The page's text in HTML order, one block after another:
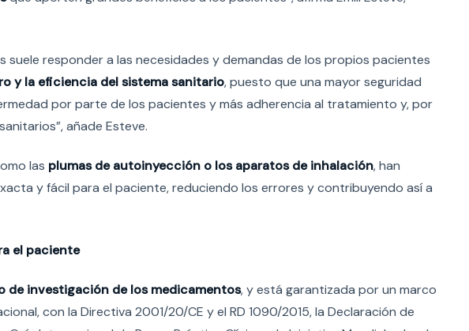
responder a las necesidades y demandas de los propios pacientes
y la eficiencia del sistema sanitario, puesto que una mayor seguridad
por parte de los pacientes y más adherencia al tratamiento y, por
añade Esteve.
las plumas de autoinyección o los aparatos de inhalación, han
y fácil para el paciente, reduciendo los errores y contribuyendo así a
el paciente
de investigación de los medicamentos, y está garantizada por un marco
con la Directiva 2001/20/CE y el RD 1090/2015, la Declaración de